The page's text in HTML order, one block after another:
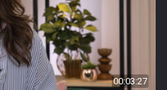
00:03:27